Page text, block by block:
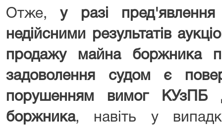
Отже,у разі
недійсними результатів
продажу майна боржника
задоволення судом є
порушенням вимог КУзПБ
боржника, навіть у